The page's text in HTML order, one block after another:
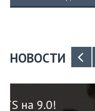
НОВОСТИ
Английский